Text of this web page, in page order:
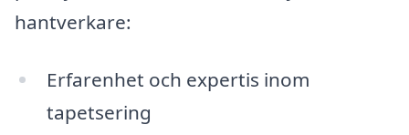
hantverkare:
Erfarenhet och expertis inom
tapetsering